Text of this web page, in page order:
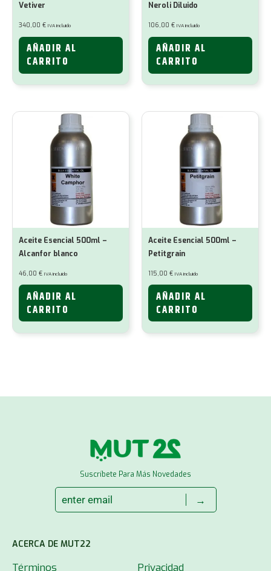
Vetiver
340,00 € IVA incluido
AÑADIR AL
CARRITO
Neroli Diluido
106,00 € IVA incluido
AÑADIR AL
CARRITO
Aceite Esencial 500ml –
Alcanfor blanco
46,00 € IVA incluido
AÑADIR AL
CARRITO
Aceite Esencial 500ml –
Petitgrain
115,00 € IVA incluido
AÑADIR AL
CARRITO
Suscríbete Para Más Novedades
→
ACERCA DE MUT22
Términos Privacidad